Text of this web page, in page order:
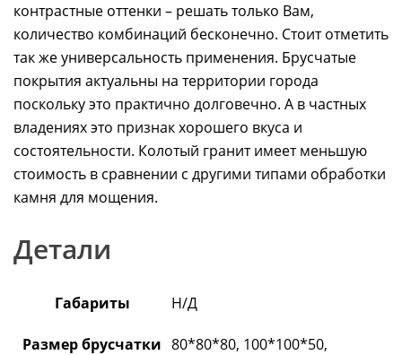
контрастные оттенки – решать только Вам,
количество комбинаций бесконечно. Стоит отметить
так же универсальность применения. Брусчатые
покрытия актуальны на территории города
поскольку это практично долговечно. А в частных
владениях это признак хорошего вкуса и
состоятельности. Колотый гранит имеет меньшую
стоимость в сравнении с другими типами обработки
камня для мощения.
Детали
Габариты Н/Д
Размер брусчатки 80*80*80, 100*100*50,